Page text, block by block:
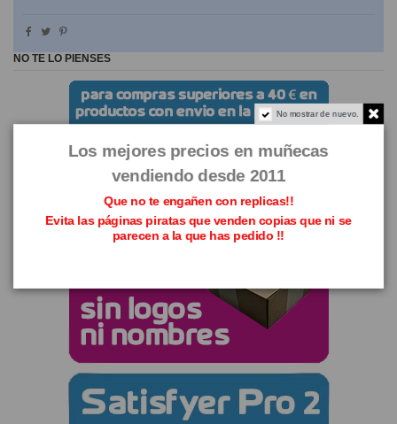
NO TE LO PIENSES
No mostrar de nuevo.
Los mejores precios en muñecas
vendiendo desde 2011
Que no te engañen con replicas!!
Evita las páginas piratas que venden copias que ni se
parecen a la que has pedido !!